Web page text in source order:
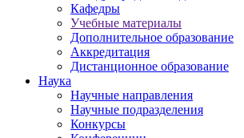
Кафедры
Учебные материалы
Дополнительное образование
Аккредитация
Дистанционное образование
Наука
Научные направления
Научные подразделения
Конкурсы